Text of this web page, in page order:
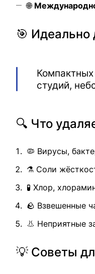
🌐
🎯 Идеально
студий,
🔍 Что
🦠 Вирусы,
⚗️ Соли
🧪 Хлор,
🪨 Взвешенные
👃 Неприятные
💡 Советы